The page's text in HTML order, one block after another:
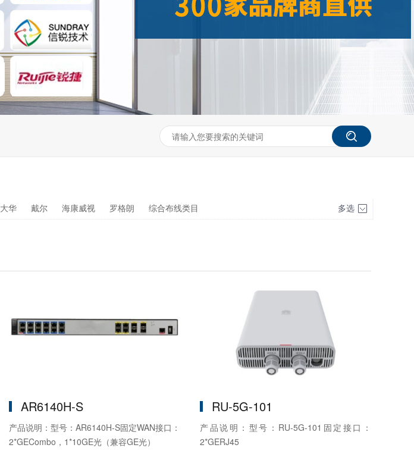
大华 戴尔 海康威视 罗格朗 综合布线类目 多选
AR6140H-S
产品说明：型号：AR6140H-S固定WAN接口：
2*GECombo，1*10GE光（兼容GE光）
RU-5G-101
产品说明：型号：RU-5G-101固定接口：
2*GERJ45